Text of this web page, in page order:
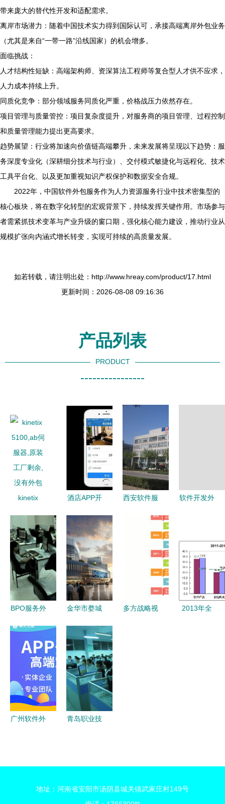
带来庞大的替代性开发和适配需求。
离岸市场潜力：随着中国技术实力得到国际认可，承接高端离岸外包业务
（尤其是来自“一带一路”沿线国家）的机会增多。
面临挑战：
人才结构性短缺：高端架构师、资深算法工程师等复合型人才供不应求，
人力成本持续上升。
同质化竞争：部分领域服务同质化严重，价格战压力依然存在。
项目管理与质量管控：项目复杂度提升，对服务商的项目管理、过程控制
和质量管理能力提出更高要求。
趋势展望：行业将加速向价值链高端攀升，未来发展将呈现以下趋势：服
务深度专业化（深耕细分技术与行业）、交付模式敏捷化与远程化、技术
工具平台化、以及更加重视知识产权保护和数据安全合规。
2022年，中国软件外包服务作为人力资源服务行业中技术密集型的
核心板块，将在数字化转型的宏观背景下，持续发挥关键作用。市场参与
者需紧抓技术变革与产业升级的窗口期，强化核心能力建设，推动行业从
规模扩张向内涵式增长转变，实现可持续的高质量发展。
如若转载，请注明出处：http://www.hreay.com/product/17.html
更新时间：2026-08-08 09:16:36
产品列表
PRODUCT
----------------
kinetix
服器,原装
工厂剩余,
没有外包
酒店APP开
势与软件外
包服务价值
分析
西安软件服
软件开发外
信科技为您
揭开成本迷
BPO服务外
竟在做什
么？
金华市婺城
发展“十三
五”规划的
通知
多方战略视
2013年全
广州软件外
青岛职业技
业解析与发
地址：河南省安阳市汤阴县城关镇武家庄村149号